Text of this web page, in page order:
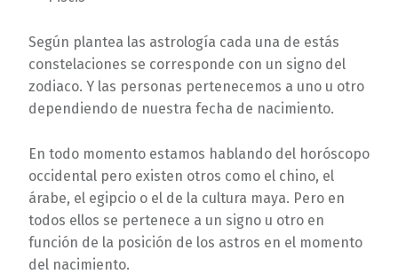
Según plantea las astrología cada una de estás
constelaciones se corresponde con un signo del
zodiaco. Y las personas pertenecemos a uno u otro
dependiendo de nuestra fecha de nacimiento.
En todo momento estamos hablando del horóscopo
occidental pero existen otros como el chino, el
árabe, el egipcio o el de la cultura maya. Pero en
todos ellos se pertenece a un signo u otro en
función de la posición de los astros en el momento
del nacimiento.